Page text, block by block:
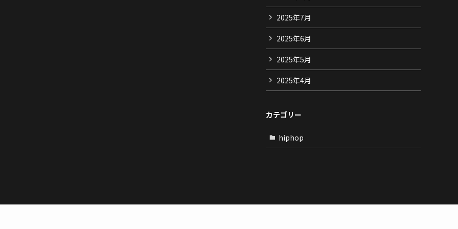
2025年7月
2025年6月
2025年5月
2025年4月
カテゴリー
hiphop